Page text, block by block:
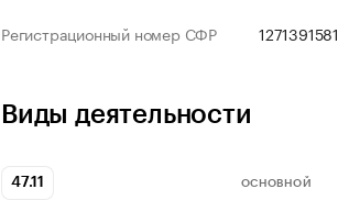
Регистрационный номер СФР 1271391581
Виды деятельности
47.11 ОСНОВНОЙ